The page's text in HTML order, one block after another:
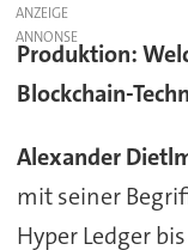
ANZEIGE
Produktion:
Blockchain-
Alexander
mit seiner
Hyper Ledger